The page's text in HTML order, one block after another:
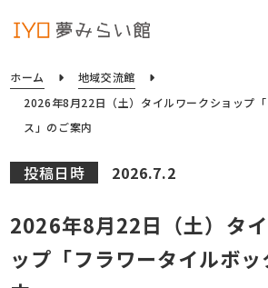
ホーム
地域交流館
2026年8月22日（土）タイルワークショップ
ス」のご案内
投稿日時 2026.7.2
2026年8月22日（土）タ
ップ「フラワータイルボ